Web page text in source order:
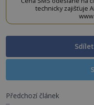
technicky zajišťuje
Předchozí článek